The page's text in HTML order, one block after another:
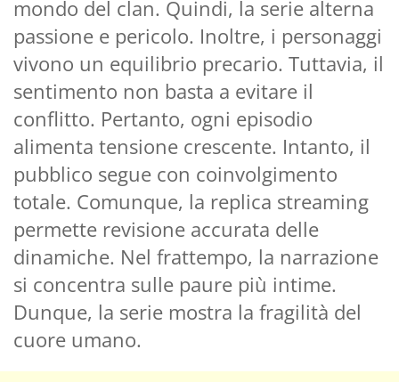
mondo del clan. Quindi, la serie alterna
passione e pericolo. Inoltre, i personaggi
vivono un equilibrio precario. Tuttavia, il
sentimento non basta a evitare il
conflitto. Pertanto, ogni episodio
alimenta tensione crescente. Intanto, il
pubblico segue con coinvolgimento
totale. Comunque, la replica streaming
permette revisione accurata delle
dinamiche. Nel frattempo, la narrazione
si concentra sulle paure più intime.
Dunque, la serie mostra la fragilità del
cuore umano.